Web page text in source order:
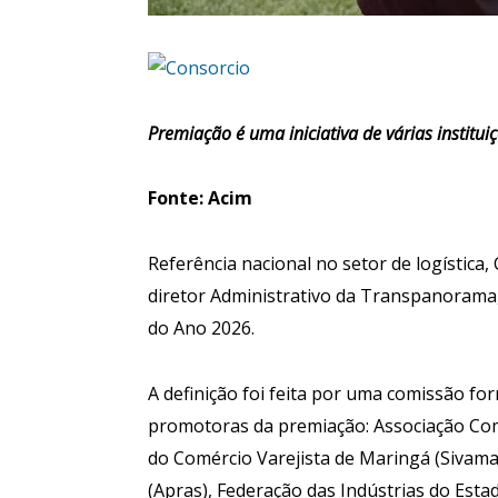
Premiação é uma iniciativa de várias
Fonte: Acim
Referência nacional no setor de
diretor Administrativo da
do Ano 2026.
A definição foi feita por uma comissão
promotoras da premiação: Associação
do Comércio Varejista de Maringá
(Apras), Federação das Indústrias do